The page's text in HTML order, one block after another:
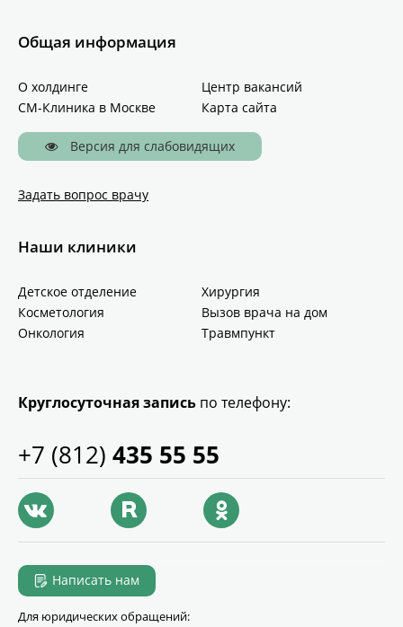
Общая информация
О холдинге
Центр вакансий
СМ-Клиника в Москве
Карта сайта
Версия для слабовидящих
Задать вопрос врачу
Наши клиники
Детское отделение
Хирургия
Косметология
Вызов врача на дом
Онкология
Травмпункт
Круглосуточная запись по телефону:
+7 (812) 435 55 55
Написать нам
Для юридических обращений: